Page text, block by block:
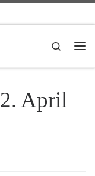
Search
2. April